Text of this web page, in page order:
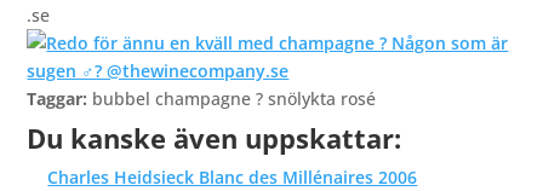
.se
Taggar: bubbel champagne ? snölykta rosé
Du kanske även uppskattar:
Charles Heidsieck Blanc des Millénaires 2006